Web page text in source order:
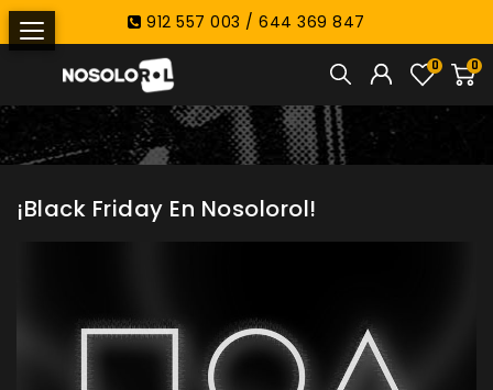
912 557 003 / 644 369 847
0
0
¡Black Friday En Nosolorol!